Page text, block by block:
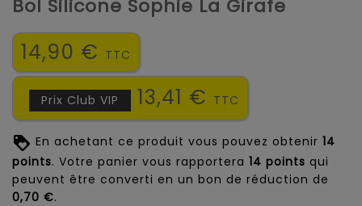
Bol Silicone Sophie La Girafe
14,90 € TTC
Prix Club VIP 13,41 € TTC
En achetant ce produit vous pouvez obtenir 14
points. Votre panier vous rapportera 14 points qui
peuvent être converti en un bon de réduction de
0,70 €.